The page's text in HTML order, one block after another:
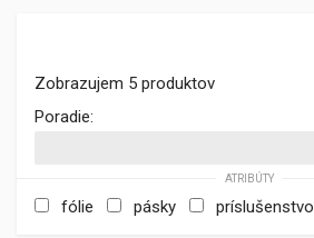
Zobrazujem 5 produktov
Poradie:
ATRIBÚTY
fólie pásky príslušenstvo